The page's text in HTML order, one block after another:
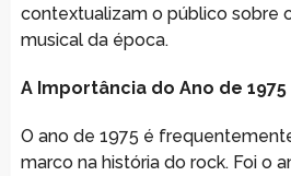
contextualizam o público sobre
musical da época.
A Importância do Ano de 1975
O ano de 1975 é
marco na história do rock. Foi o